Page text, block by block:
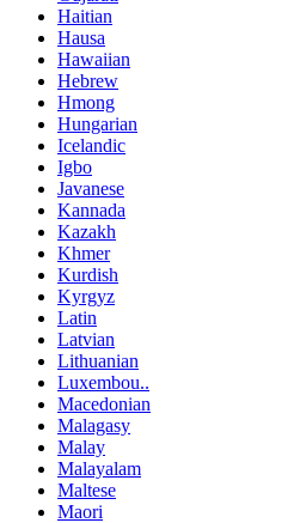
Haitian
Hausa
Hawaiian
Hebrew
Hmong
Hungarian
Icelandic
Igbo
Javanese
Kannada
Kazakh
Khmer
Kurdish
Kyrgyz
Latin
Latvian
Lithuanian
Luxembou..
Macedonian
Malagasy
Malay
Malayalam
Maltese
Maori